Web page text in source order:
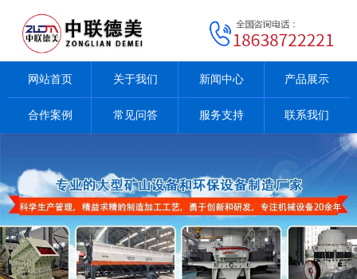
网站首页 关于我们 新闻中心 产品展示
合作案例 常见问答 服务支持 联系我们